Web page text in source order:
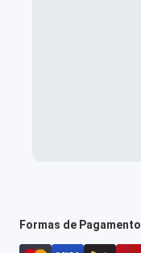
Formas de Pagamento